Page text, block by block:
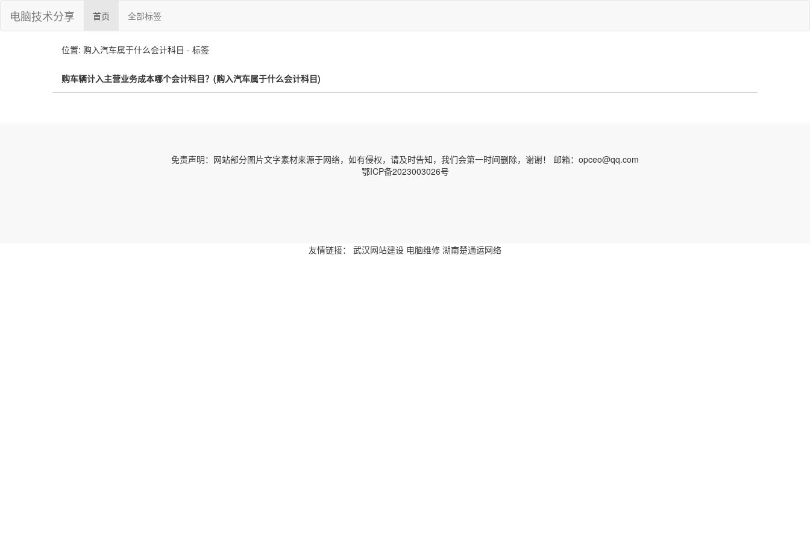
电脑技术分享 首页 全部标签
位置: 购入汽车属于什么会计科目 - 标签
购车辆计入主营业务成本哪个会计科目？(购入汽车属于什么会计科目)
免责声明：网站部分图片文字素材来源于网络，如有侵权，请及时告知，我们会第一时间删除，谢谢！ 邮箱：opceo@qq.com
鄂ICP备2023003026号
友情链接： 武汉网站建设 电脑维修 湖南楚通运网络